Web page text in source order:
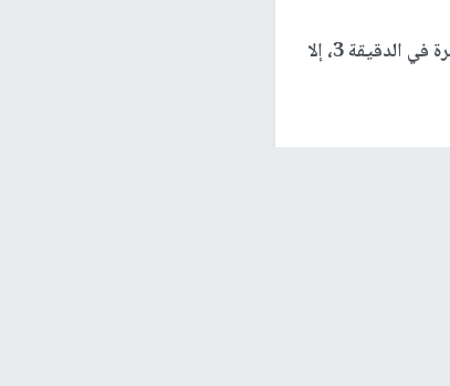
وأخذ خاميس رودريجيز زمام المبادرة في تهديد مرمى إشبيلية، بعدما سدد ركلة حرة مباشرة في الدقيقة 3، إلا